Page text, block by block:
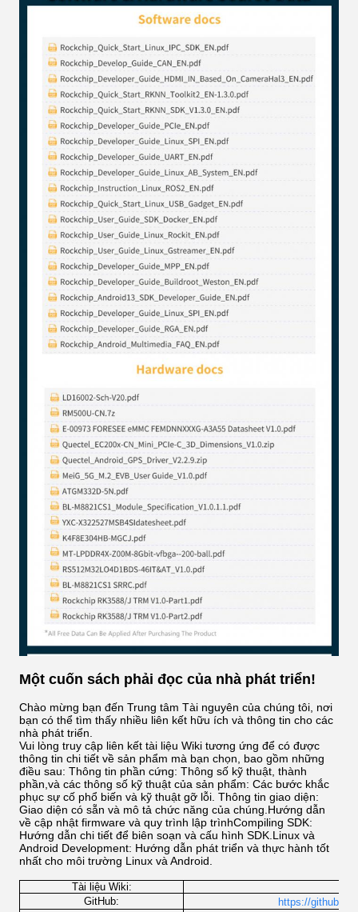
Một cuốn sách phải đọc của nhà phát triển!
Chào mừng bạn đến Trung tâm Tài nguyên của chúng tôi, nơi
bạn có thể tìm thấy nhiều liên kết hữu ích và thông tin cho các
nhà phát triển.
Vui lòng truy cập liên kết tài liệu Wiki tương ứng để có được
thông tin chi tiết về sản phẩm mà bạn chọn, bao gồm những
điều sau: Thông tin phần cứng: Thông số kỹ thuật, thành
phần,và các thông số kỹ thuật của sản phẩm: Các bước khắc
phục sự cố phổ biến và kỹ thuật gỡ lỗi. Thông tin giao diện:
Giao diện có sẵn và mô tả chức năng của chúng.Hướng dẫn
về cập nhật firmware và quy trình lập trìnhCompiling SDK:
Hướng dẫn chi tiết để biên soạn và cấu hình SDK.Linux và
Android Development: Hướng dẫn phát triển và thực hành tốt
nhất cho môi trường Linux và Android.
Tài liệu Wiki:
GitHub:
https://